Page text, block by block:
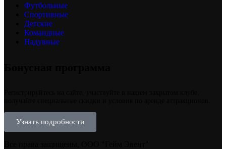
Футбольные
Спортивные
Детские
Командные
Надувные
Узнать подробности